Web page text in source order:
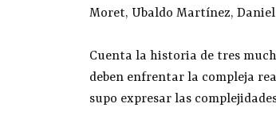
Moret, Ubaldo Martínez,
Cuenta la historia de tres
deben enfrentar la compleja
supo expresar las